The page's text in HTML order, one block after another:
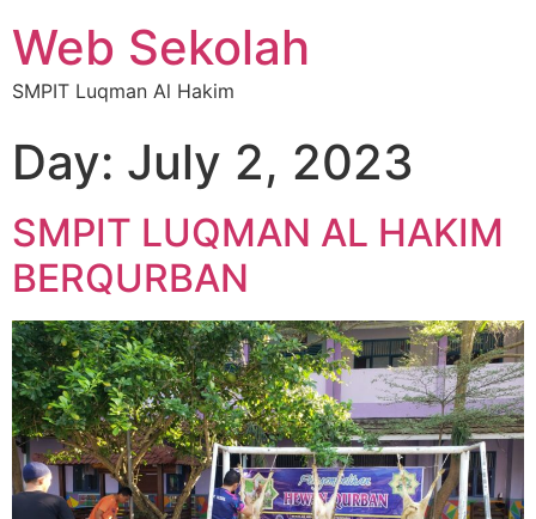
Web Sekolah
SMPIT Luqman Al Hakim
Day: July 2, 2023
SMPIT LUQMAN AL HAKIM
BERQURBAN